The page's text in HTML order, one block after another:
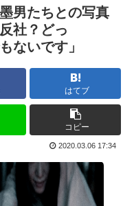
に対する日本人の反応...
デカい相手...
メ化の前と後で意見が...
能力」発言の謎が遂に...
トは2万以上…...
鍛えろよ」とアニメフ...
のは00年代、こうい...
…」 日本を知ってしま...
ドすぎん？
党様に従いますだぁ！...
男たちとの写真
社？どっ
ないです」
はてブ
コピー
2020.03.06 17:34